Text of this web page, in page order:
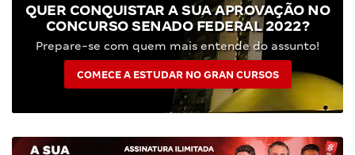
QUER CONQUISTAR A SUA APROVAÇÃO NO
CONCURSO SENADO FEDERAL 2022?
Prepare-se com quem mais entende do assunto!
COMECE A ESTUDAR NO GRAN CURSOS